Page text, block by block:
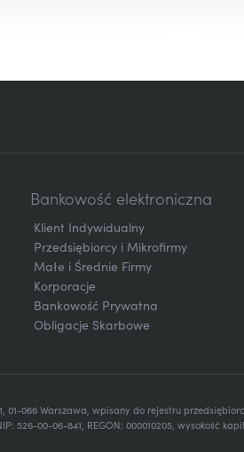
Bankowość elektroniczna
Klient Indywidualny
Przedsiębiorcy i Mikrofirmy
Małe i Średnie Firmy
Korporacje
Bankowość Prywatna
Obligacje Skarbowe
01-066 Warszawa, wpisany do rejestru
526-00-06-841, REGON: 000010205, wysokość